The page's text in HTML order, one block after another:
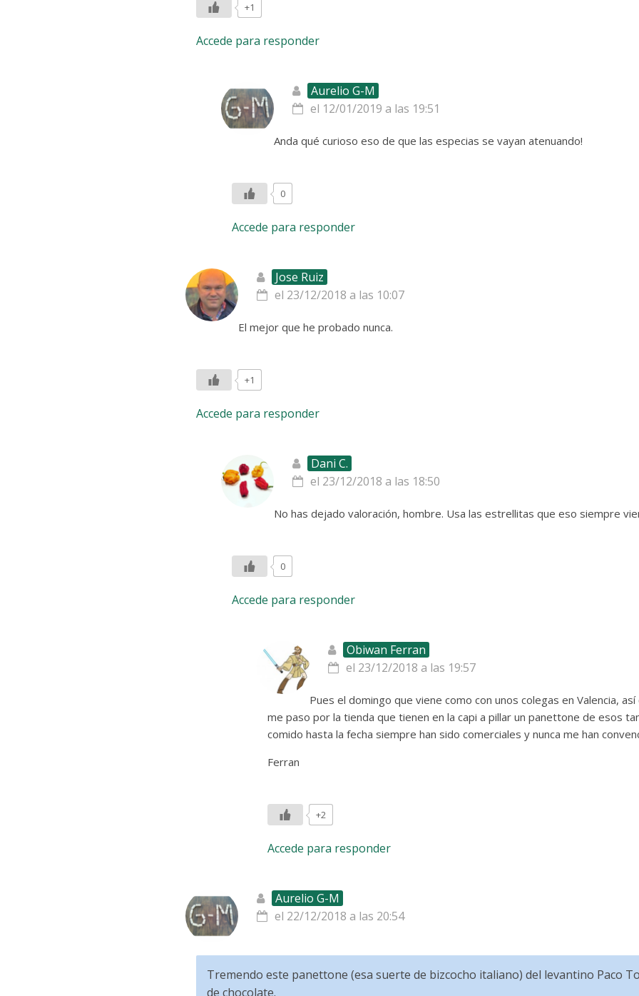
+1
Accede para responder
Aurelio G-M
el 12/01/2019 a las 19:51
Anda qué curioso eso de que las especias se vayan atenuando!
0
Accede para responder
Jose Ruiz
el 23/12/2018 a las 10:07
El mejor que he probado nunca.
+1
Accede para responder
Dani C.
el 23/12/2018 a las 18:50
No has dejado valoración, hombre. Usa las estrellitas que eso siempre
0
Accede para responder
Obiwan Ferran
el 23/12/2018 a las 19:57
Pues el domingo que viene como con unos colegas en Valencia,
me paso por la tienda que tienen en la capi a pillar un panettone de esos
comido hasta la fecha siempre han sido comerciales y nunca me han
Ferran
+2
Accede para responder
Aurelio G-M
el 22/12/2018 a las 20:54
Tremendo este panettone (esa suerte de bizcocho italiano) del levantino Paco
de chocolate.